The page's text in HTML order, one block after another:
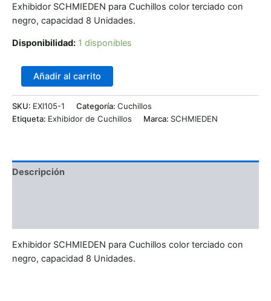
Exhibidor SCHMIEDEN para Cuchillos color terciado con
negro, capacidad 8 Unidades.
Disponibilidad: 1 disponibles
Añadir al carrito
SKU: EXI105-1 Categoría: Cuchillos
Etiqueta: Exhibidor de Cuchillos Marca: SCHMIEDEN
Descripción
Exhibidor SCHMIEDEN para Cuchillos color terciado con
negro, capacidad 8 Unidades.